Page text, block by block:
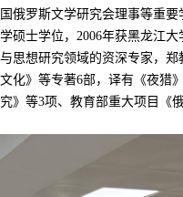
俄罗斯文学研究会理事等重
硕士学位， 2006年获黑龙江大
思想研究领域的资深专家，
化》等专著6部，译有《夜猎
》等3项、教育部重大项目《